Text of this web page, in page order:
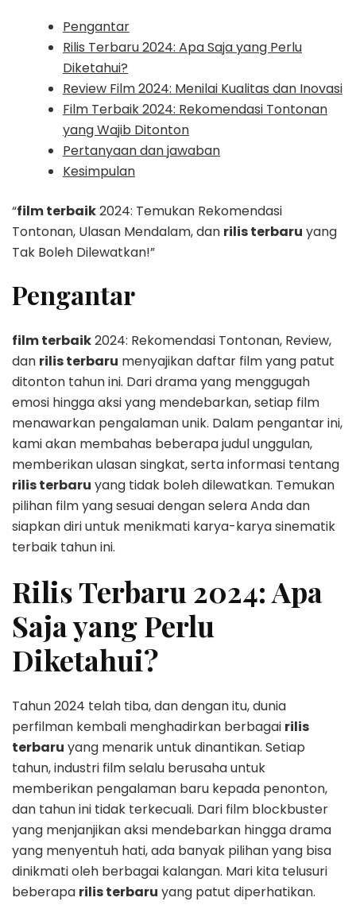
Pengantar
Rilis Terbaru 2024: Apa Saja yang Perlu
Diketahui?
Review Film 2024: Menilai Kualitas dan Inovasi
Film Terbaik 2024: Rekomendasi Tontonan
yang Wajib Ditonton
Pertanyaan dan jawaban
Kesimpulan
“film terbaik2024: Temukan Rekomendasi
Tontonan, Ulasan Mendalam, dan rilis terbaru yang
Tak Boleh Dilewatkan!”
Pengantar
film terbaik2024: Rekomendasi Tontonan, Review,
dan rilis terbaru menyajikan daftar film yang patut
ditonton tahun ini. Dari drama yang menggugah
emosi hingga aksi yang mendebarkan, setiap film
menawarkan pengalaman unik. Dalam pengantar ini,
kami akan membahas beberapa judul unggulan,
memberikan ulasan singkat, serta informasi tentang
rilis terbaru yang tidak boleh dilewatkan. Temukan
pilihan film yang sesuai dengan selera Anda dan
siapkan diri untuk menikmati karya-karya sinematik
terbaik tahun ini.
Rilis Terbaru 2024: Apa
Saja yang Perlu
Diketahui?
Tahun 2024 telah tiba, dan dengan itu, dunia
perfilman kembali menghadirkan berbagai rilis
terbaru yang menarik untuk dinantikan. Setiap
tahun, industri film selalu berusaha untuk
memberikan pengalaman baru kepada penonton,
dan tahun ini tidak terkecuali. Dari film blockbuster
yang menjanjikan aksi mendebarkan hingga drama
yang menyentuh hati, ada banyak pilihan yang bisa
dinikmati oleh berbagai kalangan. Mari kita telusuri
beberapa rilis terbaru yang patut diperhatikan.